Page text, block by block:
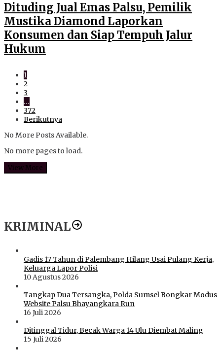
Dituding Jual Emas Palsu, Pemilik
Mustika Diamond Laporkan
Konsumen dan Siap Tempuh Jalur
Hukum
1
2
3
…
372
Berikutnya
No More Posts Available.
No more pages to load.
View More
KRIMINAL
Gadis 17 Tahun di Palembang Hilang Usai Pulang Kerja,
Keluarga Lapor Polisi
10 Agustus 2026
Tangkap Dua Tersangka, Polda Sumsel Bongkar Modus
Website Palsu Bhayangkara Run
16 Juli 2026
Ditinggal Tidur, Becak Warga 14 Ulu Diembat Maling
15 Juli 2026